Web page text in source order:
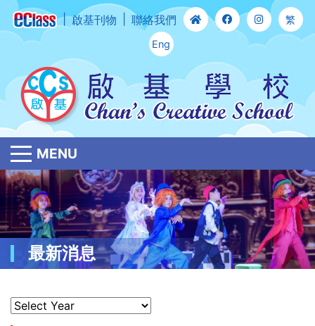
啟基刊物 聯絡我們 繁
Eng
MENU
最新消息